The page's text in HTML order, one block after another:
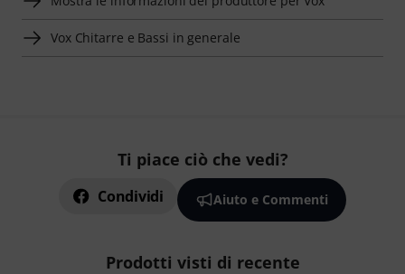
Vox Chitarre e Bassi in generale
Ti piace ciò che vedi?
Condividi Aiuto e Commenti
Prodotti visti di recente